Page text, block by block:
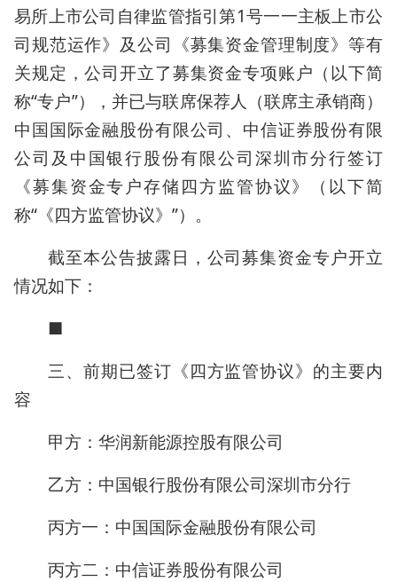
易所上市公司自律监管指引第1号一一主板上市公
司规范运作》及公司《募集资金管理制度》等有
关规定，公司开立了募集资金专项账户（以下简
称“专户”），并已与联席保荐人（联席主承销商）
中国国际金融股份有限公司、中信证券股份有限
公司及中国银行股份有限公司深圳市分行签订
《募集资金专户存储四方监管协议》（以下简
称“《四方监管协议》”）。
截至本公告披露日，公司募集资金专户开立
情况如下：
■
三、前期已签订《四方监管协议》的主要内
容
甲方：华润新能源控股有限公司
乙方：中国银行股份有限公司深圳市分行
丙方一：中国国际金融股份有限公司
丙方二：中信证券股份有限公司